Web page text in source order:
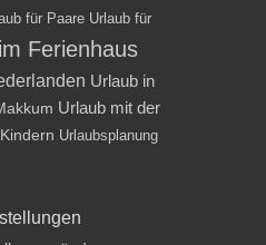
für Paare Urlaub für
Ferienhaus
Urlaub in
Urlaub mit der
Urlaubsplanung